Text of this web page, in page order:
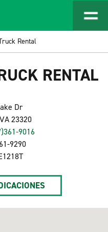
Rental
RENTAL
Dr
23320
9016
9290